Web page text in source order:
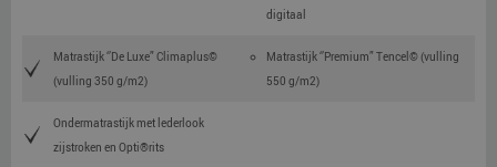
digitaal
Matrastijk ‘’De Luxe” Climaplus©
(vulling 350 g/m2)
Matrastijk ‘’Premium” Tencel© (vulling
550 g/m2)
Ondermatrastijk met lederlook
zijstroken en Opti®rits